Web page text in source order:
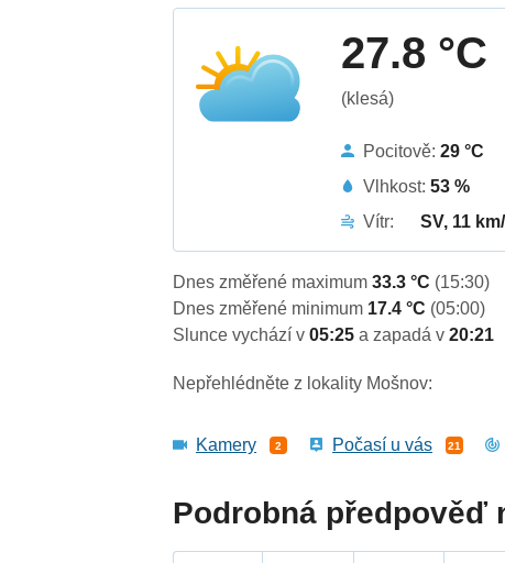
27.8 °C
(klesá)
Pocitově:29 °C
Vlhkost:53 %
Vítr:
SV, 11
Dnes změřené maximum33.3 °C (15:30)
Dnes změřené minimum 17.4 °C (05:00)
Slunce vychází v05:25a zapadá v20:21
Nepřehlédněte z lokality Mošnov:
Kamery 2 Počasí u vás 21
Podrobná předpověď